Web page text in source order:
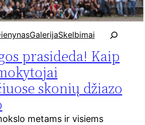
GalerijaSkelbimai
a
i
e
k
prasideda! Kaip
skonių džiazo
metams ir visiems